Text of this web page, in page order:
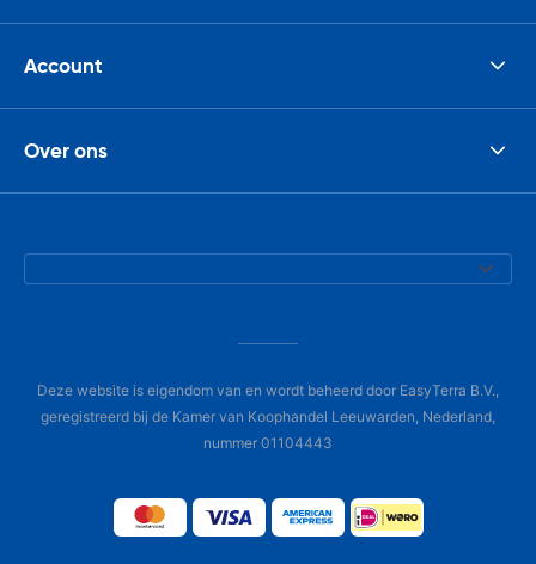
Account
Over ons
Deze website is eigendom van en wordt beheerd door EasyTerra B.V.,
geregistreerd bij de Kamer van Koophandel Leeuwarden, Nederland,
nummer 01104443